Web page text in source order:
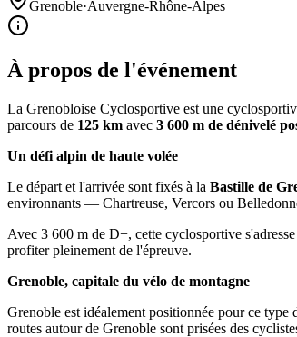
Grenoble·Auvergne-Rhône-Alpes
À propos de l'événement
La Grenobloise Cyclosportive est une
parcours de 125 km avec 3 600 m de dénivelé
Un défi alpin de haute volée
Le départ et l'arrivée sont fixés à la Bastille de
environnants — Chartreuse, Vercors ou
Avec 3 600 m de D+, cette cyclosportive
profiter pleinement de l'épreuve.
Grenoble, capitale du vélo de montagne
Grenoble est idéalement positionnée pour ce
routes autour de Grenoble sont prisées des